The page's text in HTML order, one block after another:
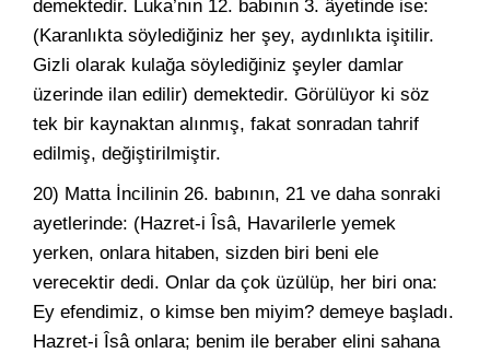
demektedir. Luka’nın 12. babının 3. âyetinde ise:
(Karanlıkta söylediğiniz her şey, aydınlıkta işitilir.
Gizli olarak kulağa söylediğiniz şeyler damlar
üzerinde ilan edilir) demektedir. Görülüyor ki söz
tek bir kaynaktan alınmış, fakat sonradan tahrif
edilmiş, değiştirilmiştir.
20) Matta İncilinin 26. babının, 21 ve daha sonraki
ayetlerinde: (Hazret-i Îsâ, Havarilerle yemek
yerken, onlara hitaben, sizden biri beni ele
verecektir dedi. Onlar da çok üzülüp, her biri ona:
Ey efendimiz, o kimse ben miyim? demeye başladı.
Hazret-i Îsâ onlara; benim ile beraber elini sahana